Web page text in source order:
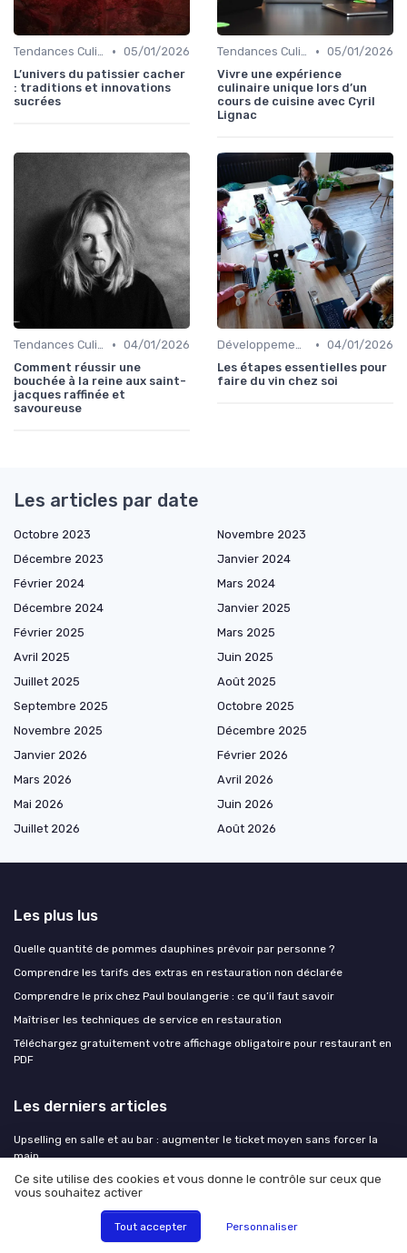
Tendances Culinaire • 05/01/2026
L’univers du patissier cacher
: traditions et innovations
sucrées
Tendances Culinaire • 05/01/2026
Vivre une expérience
culinaire unique lors d’un
cours de cuisine avec Cyril
Lignac
Tendances Culinaire • 04/01/2026
Comment réussir une
bouchée à la reine aux saint-
jacques raffinée et
savoureuse
Développement personnel • 04/01/2026
Les étapes essentielles pour
faire du vin chez soi
Les articles par date
Octobre 2023
Novembre 2023
Décembre 2023
Janvier 2024
Février 2024
Mars 2024
Décembre 2024
Janvier 2025
Février 2025
Mars 2025
Avril 2025
Juin 2025
Juillet 2025
Août 2025
Septembre 2025
Octobre 2025
Novembre 2025
Décembre 2025
Janvier 2026
Février 2026
Mars 2026
Avril 2026
Mai 2026
Juin 2026
Juillet 2026
Août 2026
Les plus lus
Quelle quantité de pommes dauphines prévoir par personne ?
Comprendre les tarifs des extras en restauration non déclarée
Comprendre le prix chez Paul boulangerie : ce qu’il faut savoir
Maîtriser les techniques de service en restauration
Téléchargez gratuitement votre affichage obligatoire pour restaurant en
PDF
Les derniers articles
Upselling en salle et au bar : augmenter le ticket moyen sans forcer la
main
Comment structurer une stratégie SEO pour un restaurant qui veut
remplir sa salle
Ce site utilise des cookies et vous donne le contrôle sur ceux que
vous souhaitez activer
Tout accepter Personnaliser